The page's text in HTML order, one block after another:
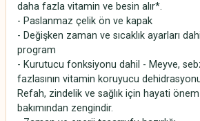
daha fazla vitamin ve besin alır*.
- Paslanmaz çelik ön ve kapak
- Değişken zaman ve sıcaklık ayarları
program
- Kurutucu fonksiyonu dahil - Meyve,
fazlasının vitamin koruyucu
Refah, zindelik ve sağlık için hayati
bakımından zengindir.